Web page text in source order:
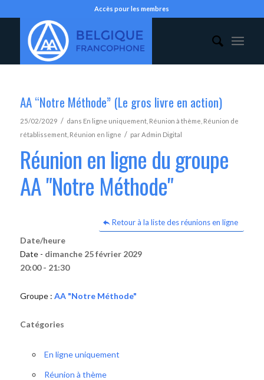
Accès pour les membres
AA “Notre Méthode” (Le gros livre en action)
25/02/2029 / dans En ligne uniquement, Réunion à thème Réunion de
rétablissement, Réunion en ligne / parAdmin Digital
Réunion en ligne du groupe
AA "Notre Méthode"
Retour à la liste des réunions en ligne
Date/heure
Date - dimanche 25 février 2029
20:00 - 21:30
Groupe : AA "Notre Méthode"
Catégories
En ligne uniquement
Réunion à thème